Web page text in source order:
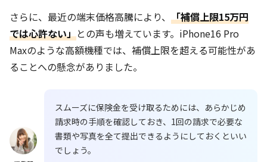
さらに、最近の端末価格高騰により、 「補償上限15万円
では心許ない」との声も増えています。iPhone16 Pro
Maxのような高額機種では、補償上限を超える可能性があ
ることへの懸念がありました。
スムーズに保険金を受け取るためには、あらかじめ
請求時の手順を確認しておき、1回の請求で必要な
書類や写真を全て提出できるようにしておくといい
でしょう。